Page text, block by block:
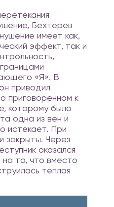
Бехтерев
имеет как,
эффект, так и
«Я». В
приводил
приговоренном к
которому было
одна из вен и
истекает. При
закрыты. Через
оказался
то, что вместо
теплая